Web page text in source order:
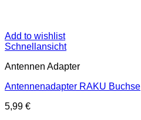
Add to wishlist
Schnellansicht
Antennen Adapter
Antennenadapter RAKU Buchse
5,99 €